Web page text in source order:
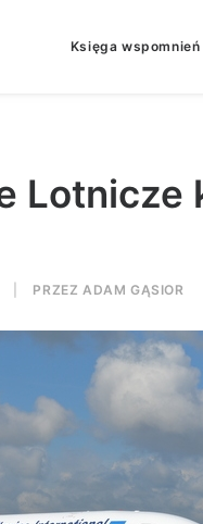
Księga wspomnień
Lotnicze
PRZEZADAM GĄSIOR